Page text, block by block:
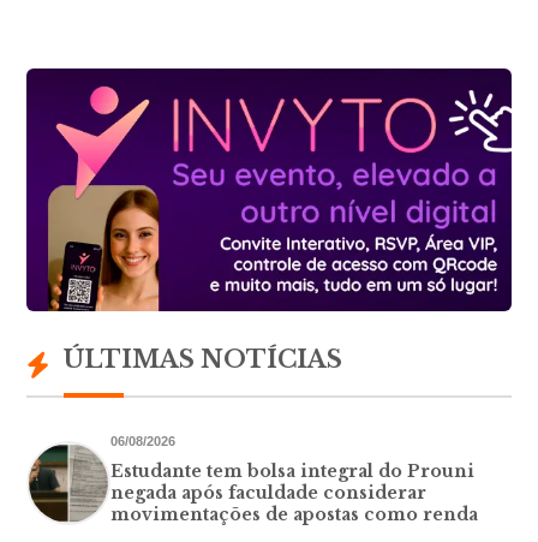
ÚLTIMAS NOTÍCIAS
06/08/2026
Estudante tem bolsa integral do Prouni
negada após faculdade considerar
movimentações de apostas como renda